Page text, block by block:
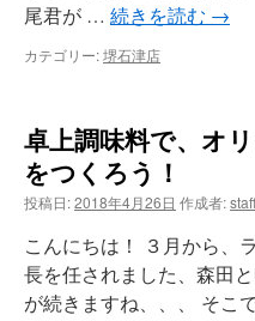
尾君が … 続きを読む →
カテゴリー:堺石津店
卓上調味料で、オ
をつくろう！
投稿日:2018年4月26日 作成者:staff
こんにちは！ ３月から、
長を任されました、森田
が続きますね、、、 そこ